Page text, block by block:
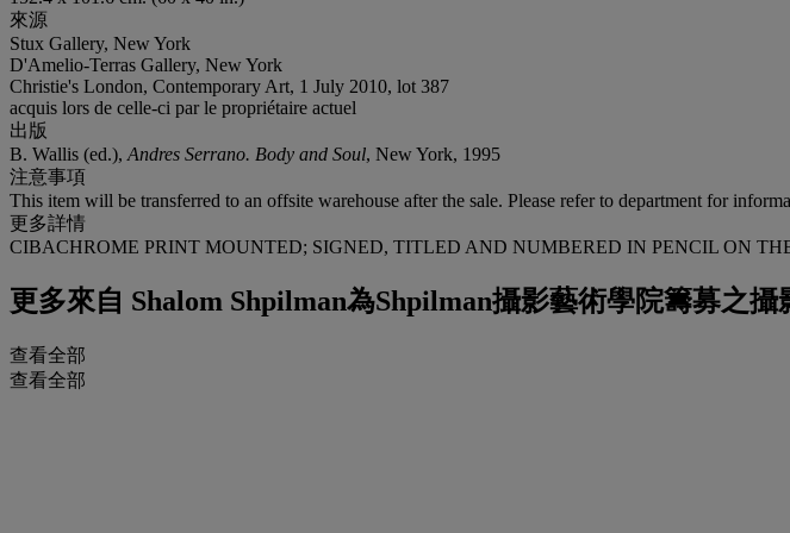
來源
Stux Gallery, New York
D'Amelio-Terras Gallery, New York
Christie's London, Contemporary Art, 1 July 2010, lot 387
acquis lors de celle-ci par le propriétaire actuel
出版
B. Wallis (ed.), Andres Serrano. Body and Soul, New York, 1995
注意事項
This item will be transferred to an offsite warehouse after the sale. Please refer to department for
更多詳情
CIBACHROME PRINT MOUNTED; SIGNED, TITLED AND NUMBERED IN PENCIL ON
更多來自 Shalom Shpilman為Shpilman攝影藝術學院籌募之攝
查看全部
查看全部